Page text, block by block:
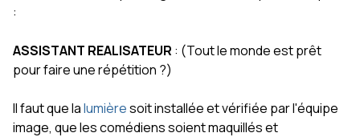
:
ASSISTANT REALISATEUR : (Tout le monde est prêt
pour faire une répétition ?)
Il faut que lalumièresoit installée et vérifiée par l'équipe
image, que les comédiens soient maquillés et